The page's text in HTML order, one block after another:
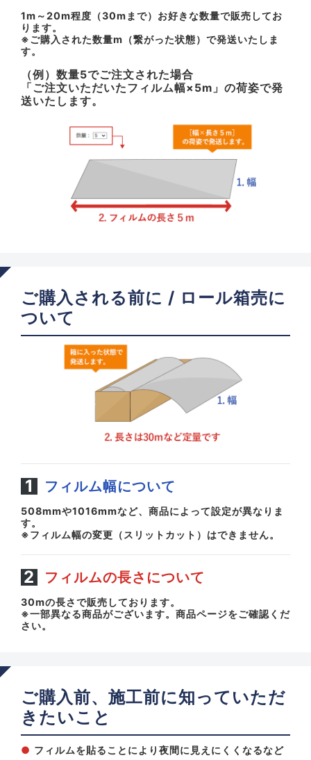
1m～20m程度（30mまで）お好きな数量で販売してお
ります。
※ご購入された数量m（繋がった状態）で発送いたしま
す。
（例）数量5でご注文された場合
「ご注文いただいたフィルム幅×5m」の荷姿で発
送いたします。
ご購入される前に / ロール箱売に
ついて
フィルム幅について
508mmや1016mmなど、商品によって設定が異なりま
す。
※フィルム幅の変更（スリットカット）はできません。
フィルムの長さについて
30mの長さで販売しております。
※一部異なる商品がございます。商品ページをご確認くだ
さい。
ご購入前、施工前に知っていただ
きたいこと
フィルムを貼ることにより夜間に見えにくくなるなど